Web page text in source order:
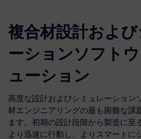
複合材設計およ
ーションソフト
ューション
高度な設計およびシミュレーション
材エンジニアリングの最も困難な課
ます。初期の設計段階から製造に至
より迅速に行動し、よりスマートに